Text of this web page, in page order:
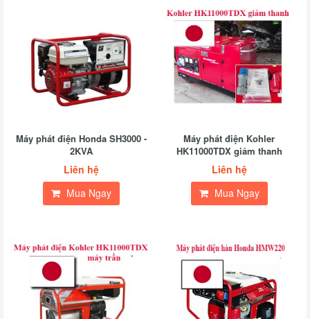
Máy phát điện Honda SH3000 -
2KVA
Liên hệ
Mua Ngay
Máy phát điện Kohler
HK11000TDX giảm thanh
Liên hệ
Mua Ngay